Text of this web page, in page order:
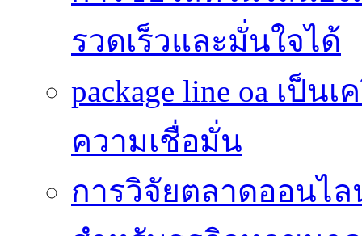
รวดเร็วและมั่นใจได้
package line oa เป็น
ความเชื่อมั่น
การวิจัยตลาดออนไ